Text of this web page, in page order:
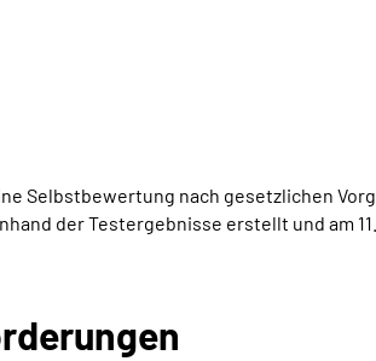
Selbstbewertung nach gesetzlichen
der Testergebnisse erstellt und am